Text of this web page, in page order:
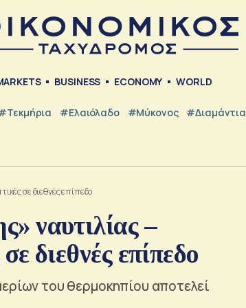
BUSINESS ECONOMY WORLD
#Ελαιόλαδο #Μύκονος #Διαμάντια
σε διεθνές επίπεδο
ναυτιλίας –
διεθνές επίπεδο
του θερμοκηπίου αποτελεί